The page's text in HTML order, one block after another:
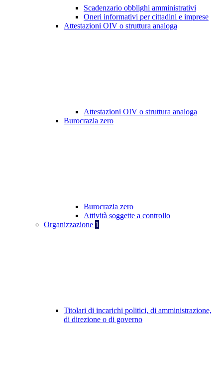
Scadenzario obblighi amministrativi
Oneri informativi per cittadini e imprese
Attestazioni OIV o struttura analoga
Attestazioni OIV o struttura analoga
Burocrazia zero
Burocrazia zero
Attività soggette a controllo
Organizzazione 1
Titolari di incarichi politici, di amministrazione,
di direzione o di governo